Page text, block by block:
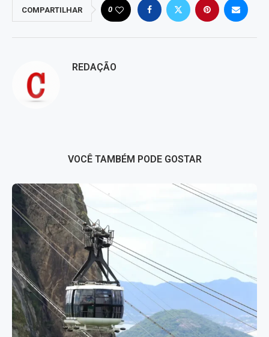
COMPARTILHAR 0
REDAÇÃO
VOCÊ TAMBÉM PODE GOSTAR